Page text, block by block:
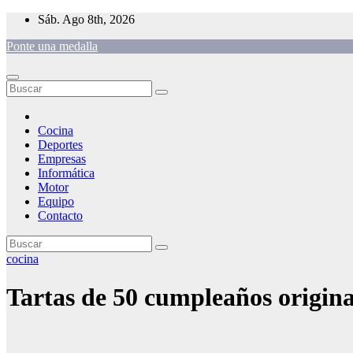
Saltar
contenido
Sáb. Ago 8th, 2026
Ponte una medalla
Cocina
Deportes
Empresas
Informática
Motor
Equipo
Contacto
cocina
Tartas de 50 cumpleaños